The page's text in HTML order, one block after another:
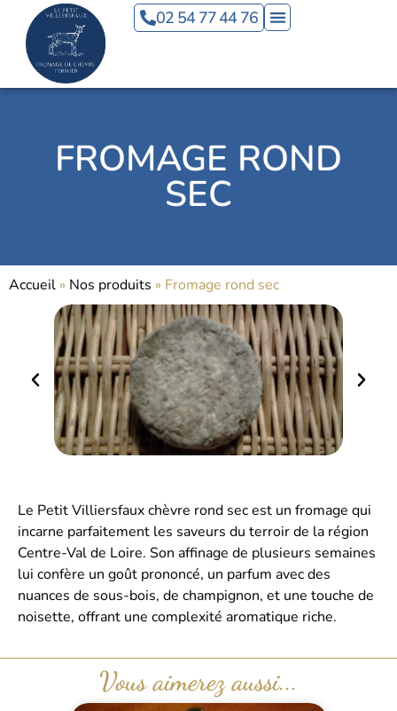
02 54 77 44 76
FROMAGE ROND
SEC
Accueil » Nos produits » Fromage rond sec
Le Petit Villiersfaux chèvre rond sec est un fromage qui
incarne parfaitement les saveurs du terroir de la région
Centre-Val de Loire. Son affinage de plusieurs semaines
lui confère un goût prononcé, un parfum avec des
nuances de sous-bois, de champignon, et une touche de
noisette, offrant une complexité aromatique riche.
Vous aimerez aussi...
Panneau de gestion des cookies